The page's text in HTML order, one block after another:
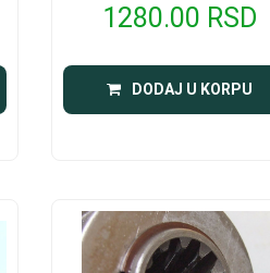
1280.00 RSD
DODAJ U KORPU